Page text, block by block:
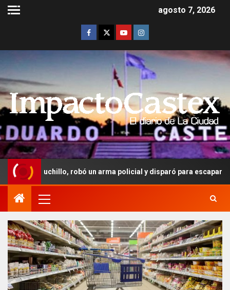
agosto 7, 2026
robó un arma policial y disparó para escapar: recibió 3 años